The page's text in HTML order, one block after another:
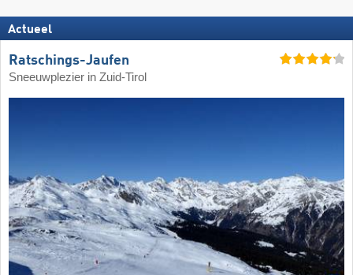
Actueel
Ratschings-Jaufen
Sneeuwplezier in Zuid-Tirol